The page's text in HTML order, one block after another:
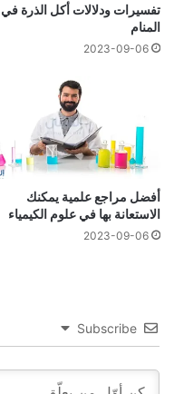
تفسيرات ودلالات أكل الذرة في
المنام
2023-09-06
أفضل مراجع علمية يمكنك
الاستعانة بها في علوم الكيمياء
2023-09-06
Subscribe